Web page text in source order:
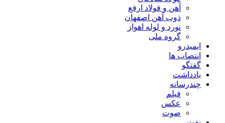
آهن و فولاد ارفع
ذوب آهن اصفهان
نورد و لوله اهواز
گروه ملی
ایمیدرو
انتصاب ها
گفتگو
یادداشت
چندرسانه
فیلم
عکس
صوت